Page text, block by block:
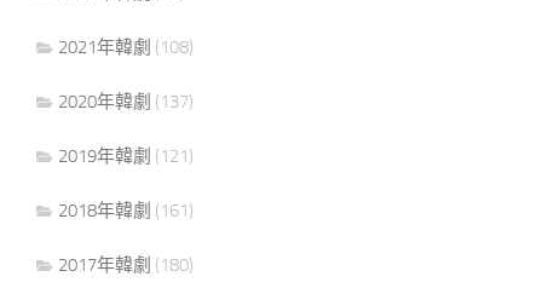
2021年韓劇 (108)
2020年韓劇 (137)
2019年韓劇 (121)
2018年韓劇 (161)
2017年韓劇 (180)